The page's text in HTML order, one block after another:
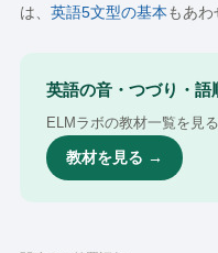
は、 英語5文型の基本もあわ
英語の音・つづり・語
ELMラボの教材一覧を見る
教材を見る →